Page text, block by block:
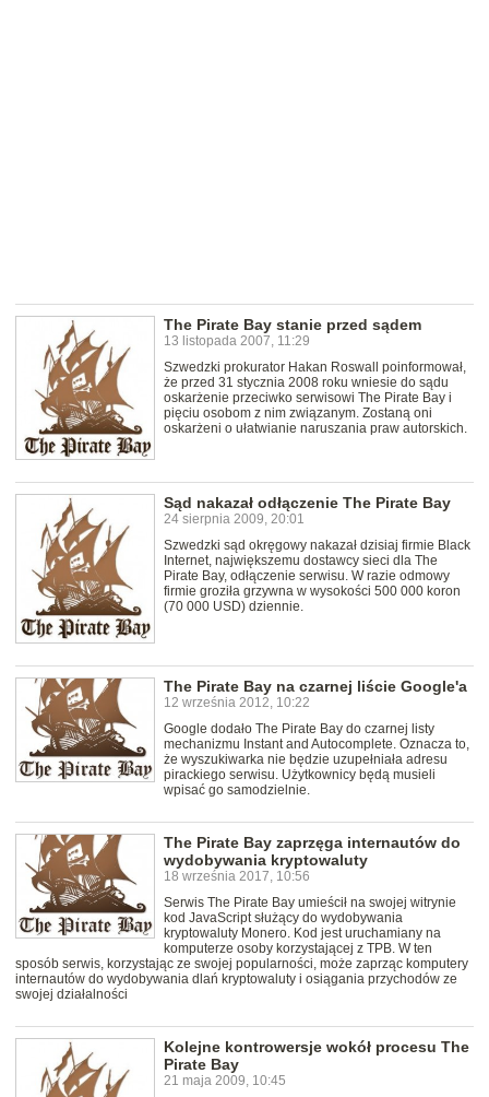
The Pirate Bay stanie przed sądem
13 listopada 2007, 11:29
Szwedzki prokurator Hakan Roswall poinformował,
że przed 31 stycznia 2008 roku wniesie do sądu
oskarżenie przeciwko serwisowi The Pirate Bay i
pięciu osobom z nim związanym. Zostaną oni
oskarżeni o ułatwianie naruszania praw autorskich.
Sąd nakazał odłączenie The Pirate Bay
24 sierpnia 2009, 20:01
Szwedzki sąd okręgowy nakazał dzisiaj firmie Black
Internet, największemu dostawcy sieci dla The
Pirate Bay, odłączenie serwisu. W razie odmowy
firmie groziła grzywna w wysokości 500 000 koron
(70 000 USD) dziennie.
The Pirate Bay na czarnej liście Google'a
12 września 2012, 10:22
Google dodało The Pirate Bay do czarnej listy
mechanizmu Instant and Autocomplete. Oznacza to,
że wyszukiwarka nie będzie uzupełniała adresu
pirackiego serwisu. Użytkownicy będą musieli
wpisać go samodzielnie.
The Pirate Bay zaprzęga internautów do
wydobywania kryptowaluty
18 września 2017, 10:56
Serwis The Pirate Bay umieścił na swojej witrynie
kod JavaScript służący do wydobywania
kryptowaluty Monero. Kod jest uruchamiany na
komputerze osoby korzystającej z TPB. W ten
sposób serwis, korzystając ze swojej popularności, może zaprząc komputery
internautów do wydobywania dlań kryptowaluty i osiągania przychodów ze
swojej działalności
Kolejne kontrowersje wokół procesu The
Pirate Bay
21 maja 2009, 10:45